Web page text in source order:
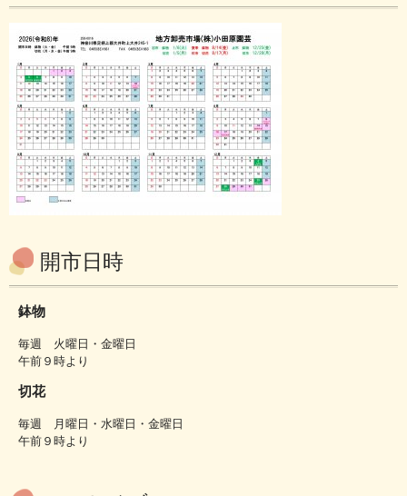
開市日時
鉢物
毎週 火曜日・金曜日
午前９時より
切花
毎週 月曜日・水曜日・金曜日
午前９時より